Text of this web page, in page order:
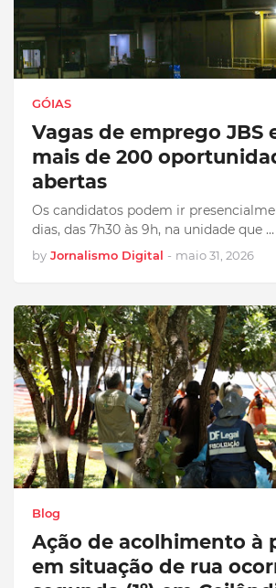
GÓIAS
Vagas de emprego JBS
mais de 200
abertas
Os candidatos podem ir
dias, das 7h30 às 9h, na unidade que …
by Jornalismo Digital - maio 31, 2026
Blog
Ação de acolhimento à
em situação de rua